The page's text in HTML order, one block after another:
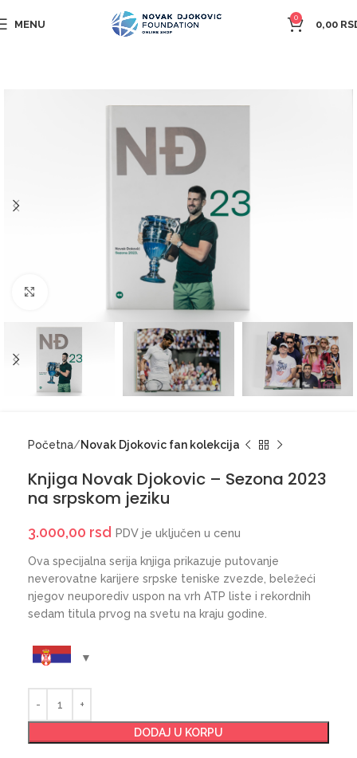
MENU
0
0,00
Click to enlarge
Početna Novak Djokovic fan kolekcija
Knjiga Novak Djokovic – Sezona 2023
na srpskom jeziku
3.000,00 rsd PDV je uključen u cenu
Ova specijalna serija knjiga prikazuje putovanje
neverovatne karijere srpske teniske zvezde, beležeći
njegov neuporediv uspon na vrh ATP liste i rekordnih
sedam titula prvog na svetu na kraju godine.
DODAJ U KORPU